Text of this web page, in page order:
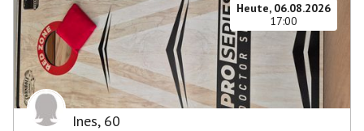
Heute, 06.08.2026
17:00
Ines, 60